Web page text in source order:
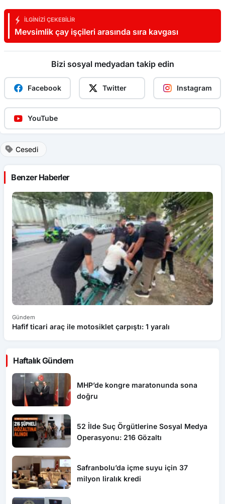
İLGINIZI ÇEKEBILIR
Mevsimlik çay işçileri arasında sıra kavgası
Bizi sosyal medyadan takip edin
Facebook Twitter Instagram
YouTube
Cesedi
Benzer Haberler
Gündem
Hafif ticari araç ile motosiklet çarpıştı: 1 yaralı
Haftalık Gündem
MHP’de kongre maratonunda sona
doğru
52 İlde Suç Örgütlerine Sosyal Medya
Operasyonu: 216 Gözaltı
Safranbolu’da içme suyu için 37
milyon liralık kredi